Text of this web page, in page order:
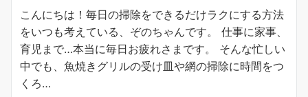
こんにちは！毎日の掃除をできるだけラクにする方法
をいつも考えている、ぞのちゃんです。 仕事に家事、
育児まで…本当に毎日お疲れさまです。 そんな忙しい
中でも、魚焼きグリルの受け皿や網の掃除に時間をつ
くろ…